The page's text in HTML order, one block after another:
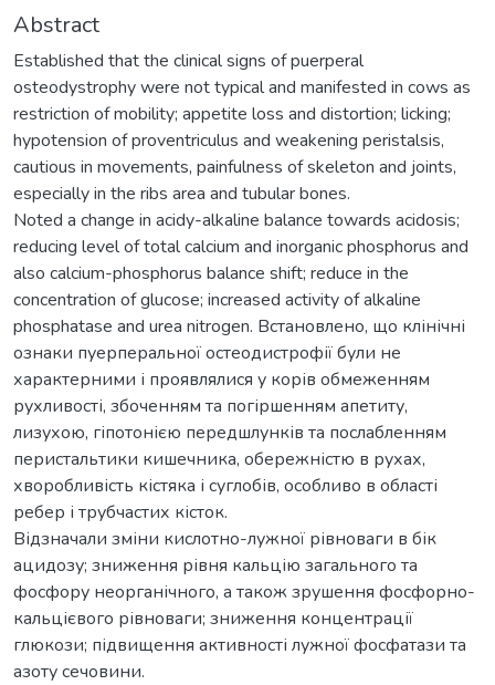
Abstract
Established that the clinical signs of puerperal
osteodystrophy were not typical and manifested in cows as
restriction of mobility; appetite loss and distortion; licking;
hypotension of proventriculus and weakening peristalsis,
cautious in movements, painfulness of skeleton and joints,
especially in the ribs area and tubular bones.
Noted a change in acidy-alkaline balance towards acidosis;
reducing level of total calcium and inorganic phosphorus and
also calcium-phosphorus balance shift; reduce in the
concentration of glucose; increased activity of alkaline
phosphatase and urea nitrogen. Встановлено, що клінічні
ознаки пуерперальної остеодистрофії були не
характерними і проявлялися у корів обмеженням
рухливості, збоченням та погіршенням апетиту,
лизухою, гіпотонією передшлунків та послабленням
перистальтики кишечника, обережністю в рухах,
хворобливість кістяка і суглобів, особливо в області
ребер і трубчастих кісток.
Відзначали зміни кислотно-лужної рівноваги в бік
ацидозу; зниження рівня кальцію загального та
фосфору неорганічного, а також зрушення фосфорно-
кальцієвого рівноваги; зниження концентрації
глюкози; підвищення активності лужної фосфатази та
азоту сечовини.